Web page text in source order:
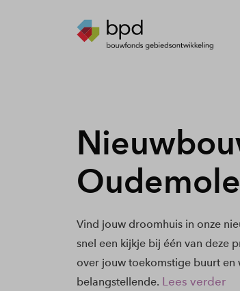
Vind jouw droomhuis in onze
snel een kijkje bij één van deze
over jouw toekomstige buurt en
belangstellende. Lees verder